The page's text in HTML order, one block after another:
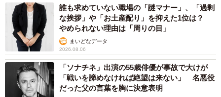
誰も求めていない職場の「謎マナー」、「過剰
な挨拶」や「お土産配り」を抑えた1位は？
やめられない理由は「周りの目」
まいどなデータ
2026.08.06
「ソナチネ」出演の55歳俳優が事故で大けが
「戦いを諦めなければ絶望は来ない」 名悪役
だった父の言葉を胸に決意表明